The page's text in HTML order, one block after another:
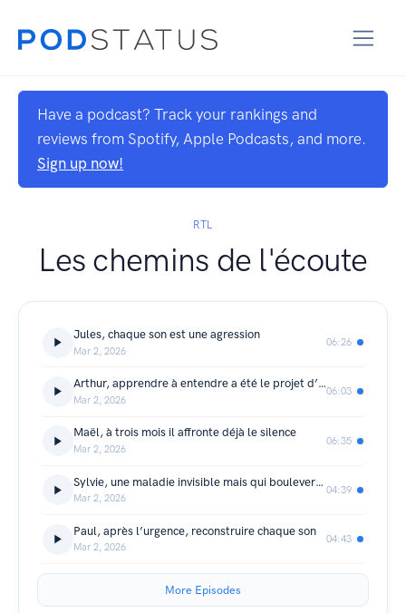
Have a podcast? Track your rankings and
reviews from Spotify, Apple Podcasts, and more.
Sign up now!
RTL
Les chemins de l'écoute
Jules, chaque son est une agression
Mar 2, 2026
06:26
Arthur, apprendre à entendre a été le projet d’une vie
Mar 2, 2026
06:03
Maël, à trois mois il affronte déjà le silence
Mar 2, 2026
06:35
Sylvie, une maladie invisible mais qui bouleverse tout
Mar 2, 2026
04:39
Paul, après l’urgence, reconstruire chaque son
Mar 2, 2026
04:43
More Episodes